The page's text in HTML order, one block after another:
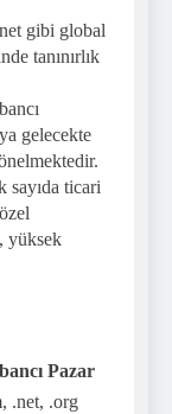
gibi global
tanınırlık
gelecekte
sayıda ticari
yüksek
Pazar
.net, .org